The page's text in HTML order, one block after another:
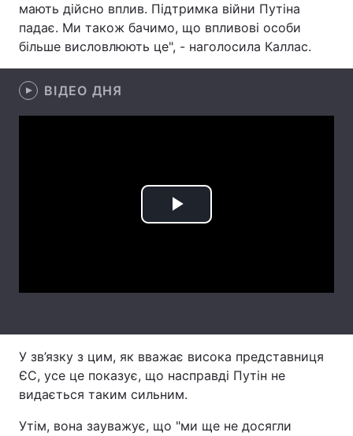
Контакти
Послуги
мають дійсно вплив. Підтримка війни Путіна
падає. Ми також бачимо, що впливові особи
більше висловлюють це", - наголосила Каллас.
ВІДЕО ДНЯ
Play
У зв’язку з цим, як вважає висока представниця
ЄС, усе це показує, що насправді Путін не
видається таким сильним.
Утім, вона зауважує, що "ми ще не досягли